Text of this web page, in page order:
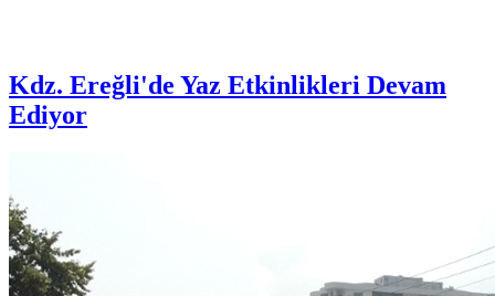
Kdz. Ereğli'de Yaz Etkinlikleri Devam
Ediyor